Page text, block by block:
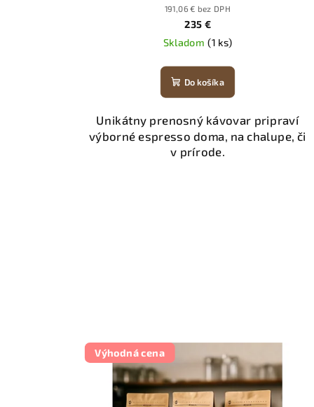
191,06 € bez DPH
235 €
Skladom (1 ks)
Do košíka
Unikátny prenosný kávovar pripraví
výborné espresso doma, na chalupe, či
v prírode.
Výhodná cena